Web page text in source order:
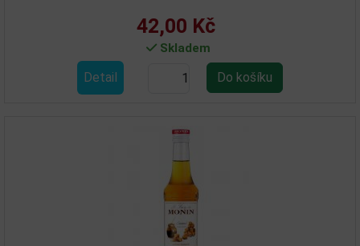
42,00 Kč
Skladem
Detail